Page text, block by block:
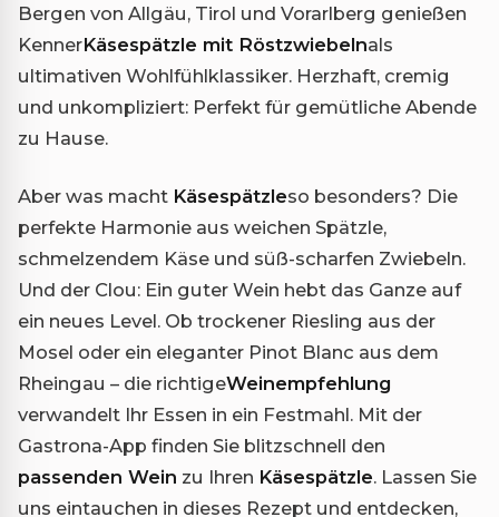
Bergen von Allgäu, Tirol und Vorarlberg genießen
KennerKäsespätzle mit Röstzwiebelnals
ultimativen Wohlfühlklassiker. Herzhaft, cremig
und unkompliziert: Perfekt für gemütliche Abende
zu Hause.
Aber was macht Käsespätzleso besonders? Die
perfekte Harmonie aus weichen Spätzle,
schmelzendem Käse und süß-scharfen Zwiebeln.
Und der Clou: Ein guter Wein hebt das Ganze auf
ein neues Level. Ob trockener Riesling aus der
Mosel oder ein eleganter Pinot Blanc aus dem
Rheingau – die richtigeWeinempfehlung
verwandelt Ihr Essen in ein Festmahl. Mit der
Gastrona-App finden Sie blitzschnell den
passenden Wein zu Ihren Käsespätzle. Lassen Sie
uns eintauchen in dieses Rezept und entdecken,